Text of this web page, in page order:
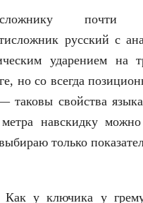
почти
русский с
ударением на
но со всегда
таковы свойства языка
навскидку можно
только
Как у ключика у